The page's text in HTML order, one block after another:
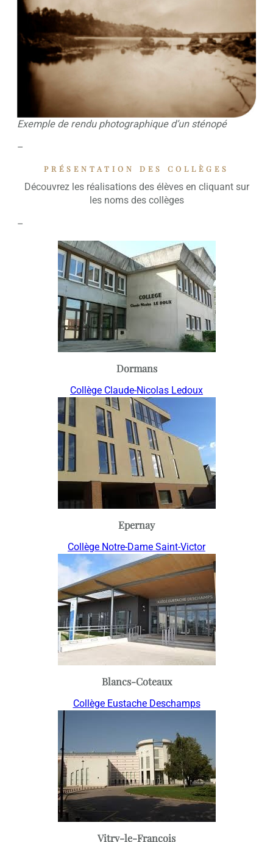
Exemple de rendu photographique d’un sténopé
–
PRÉSENTATION DES COLLÈGES
Découvrez les réalisations des élèves en cliquant sur
les noms des collèges
–
Dormans
Collège Claude-Nicolas Ledoux
Epernay
Collège Notre-Dame Saint-Victor
Blancs-Coteaux
Collège Eustache Deschamps
Vitry-le-François